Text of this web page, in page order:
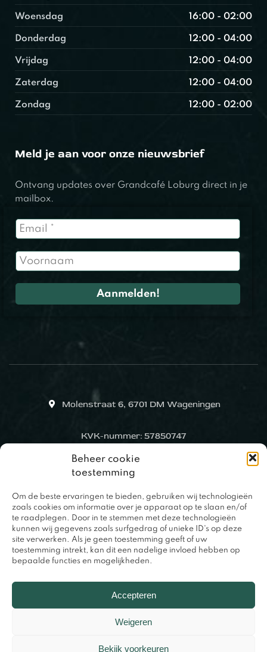
Beheer cookie
toestemming
Om de beste ervaringen te bieden, gebruiken wij technologieën
zoals cookies om informatie over je apparaat op te slaan en/of
te raadplegen. Door in te stemmen met deze technologieën
kunnen wij gegevens zoals surfgedrag of unieke ID's op deze
site verwerken. Als je geen toestemming geeft of uw
toestemming intrekt, kan dit een nadelige invloed hebben op
bepaalde functies en mogelijkheden.
Accepteren
Weigeren
Bekijk voorkeuren
Woensdag 16:00 - 02:00
Donderdag 12:00 - 04:00
Vrijdag 12:00 - 04:00
Zaterdag 12:00 - 04:00
Zondag 12:00 - 02:00
Meld je aan voor onze nieuwsbrief
Ontvang updates over Grandcafé Loburg direct in je
mailbox.
Molenstraat 6, 6701 DM Wageningen
KVK-nummer: 57850747
0317 – 420848